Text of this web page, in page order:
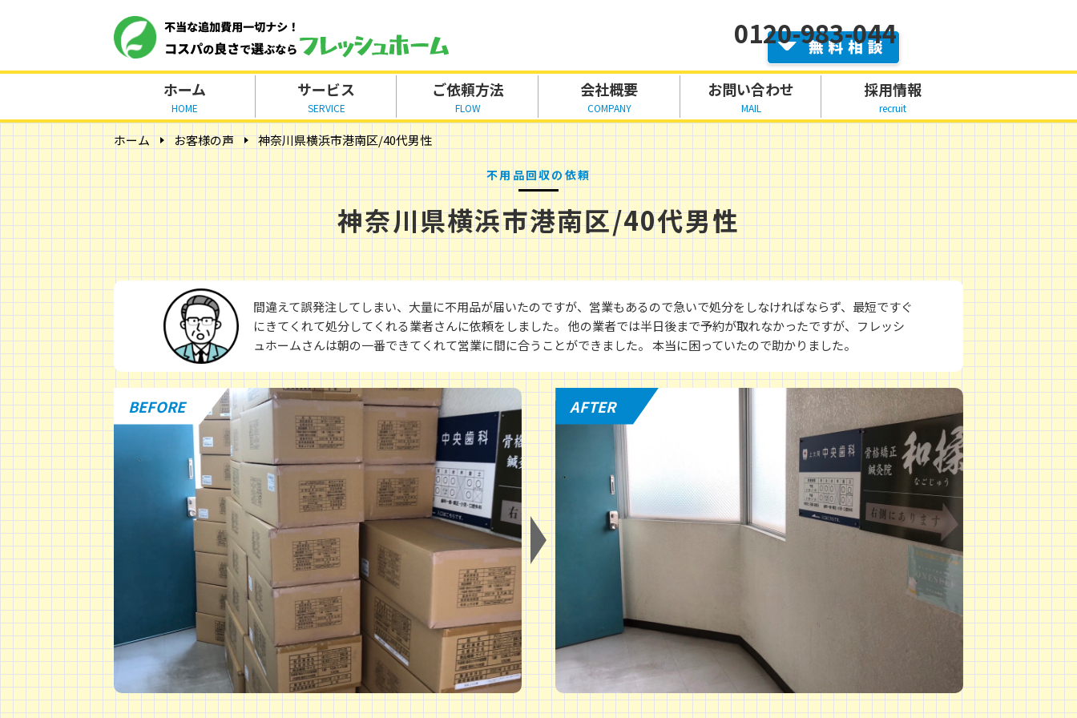
0120-983-044
ホーム
HOME
サービス
SERVICE
ご依頼方法
FLOW
会社概要
COMPANY
お問い合わせ
MAIL
採用情報
recruit
ホーム お客様の声 神奈川県横浜市港南区/40代男性
不用品回収の依頼
神奈川県横浜市港南区/40代男性
間違えて誤発注してしまい、大量に不用品が届いたのですが、営業もあるので急いで処分をしなければならず、最短ですぐ
にきてくれて処分してくれる業者さんに依頼をしました。 他の業者では半日後まで予約が取れなかったですが、フレッシ
ュホームさんは朝の一番できてくれて営業に間に合うことができました。 本当に困っていたので助かりました。
BEFORE AFTER